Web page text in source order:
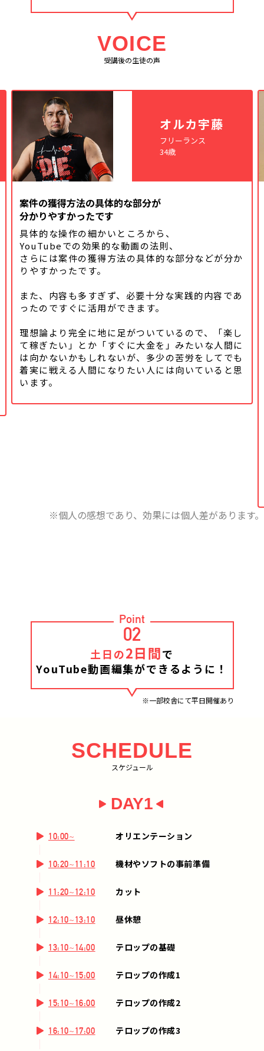
VOICE
受講後の生徒の声
オルカ宇藤
フリーランス
34歳
案件の獲得方法の具体的な部分が
分かりやすかったです
具体的な操作の細かいところから、
YouTubeでの効果的な動画の法則、
さらには案件の獲得方法の具体的な部分などが分か
りやすかったです。
また、内容も多すぎず、必要十分な実践的内容であ
ったのですぐに活用ができます。
理想論より完全に地に足がついているので、「楽し
て稼ぎたい」とか「すぐに大金を」みたいな人間に
は向かないかもしれないが、多少の苦労をしてでも
着実に戦える人間になりたい人には向いていると思
います。
※個人の感想であり、効果には個人差があります。
Point
02
土日の2日間で
YouTube動画編集ができるように！
※一部校舎にて平日開催あり
SCHEDULE
スケジュール
DAY1
10:00~ オリエンテーション
10:20~11:10 機材やソフトの事前準備
11:20~12:10 カット
12:10~13:10 昼休憩
13:10~14:00 テロップの基礎
14:10~15:00 テロップの作成1
15:10~16:00 テロップの作成2
16:10~17:00 テロップの作成3